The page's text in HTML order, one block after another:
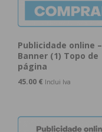
Publicidade online –
Banner (1) Topo de
página
45.00 € Inclui Iva